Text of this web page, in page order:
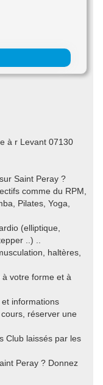
à r Levant 07130
Saint Peray ?
comme du RPM,
Pilates, Yoga,
(elliptique,
..) ..
haltères,
votre forme et à
informations
réserver une
Club laissés par les
Peray ? Donnez